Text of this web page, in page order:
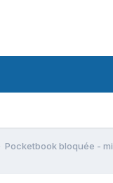
Pocketbook bloquée -